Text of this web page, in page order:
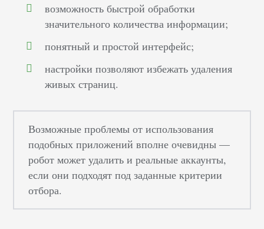
возможность быстрой обработки
значительного количества информации;
понятный и простой интерфейс;
настройки позволяют избежать удаления
живых страниц.
Возможные проблемы от использования
подобных приложений вполне очевидны —
робот может удалить и реальные аккаунты,
если они подходят под заданные критерии
отбора.